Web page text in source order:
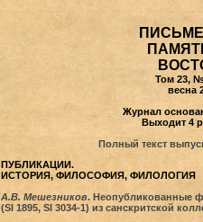
Том 23,
весна
Журнал
Выходит 4
Полный текст
ПУБЛИКАЦИИ.
ИСТОРИЯ, ФИЛОСОФИЯ, ФИЛОЛОГИЯ
А.В. Мешезников. Неопубликованные
(SI 1895, SI 3034-1) из санскритской